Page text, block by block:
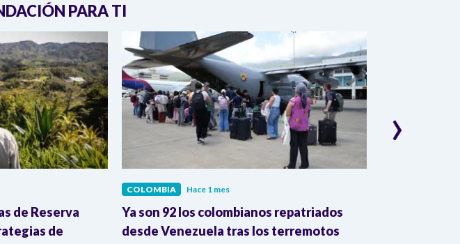
PARA TI
de Reserva
de
COLOMBIA Hace 1 mes
Ya son 92 los colombianos repatriados
desde Venezuela tras los terremotos
›